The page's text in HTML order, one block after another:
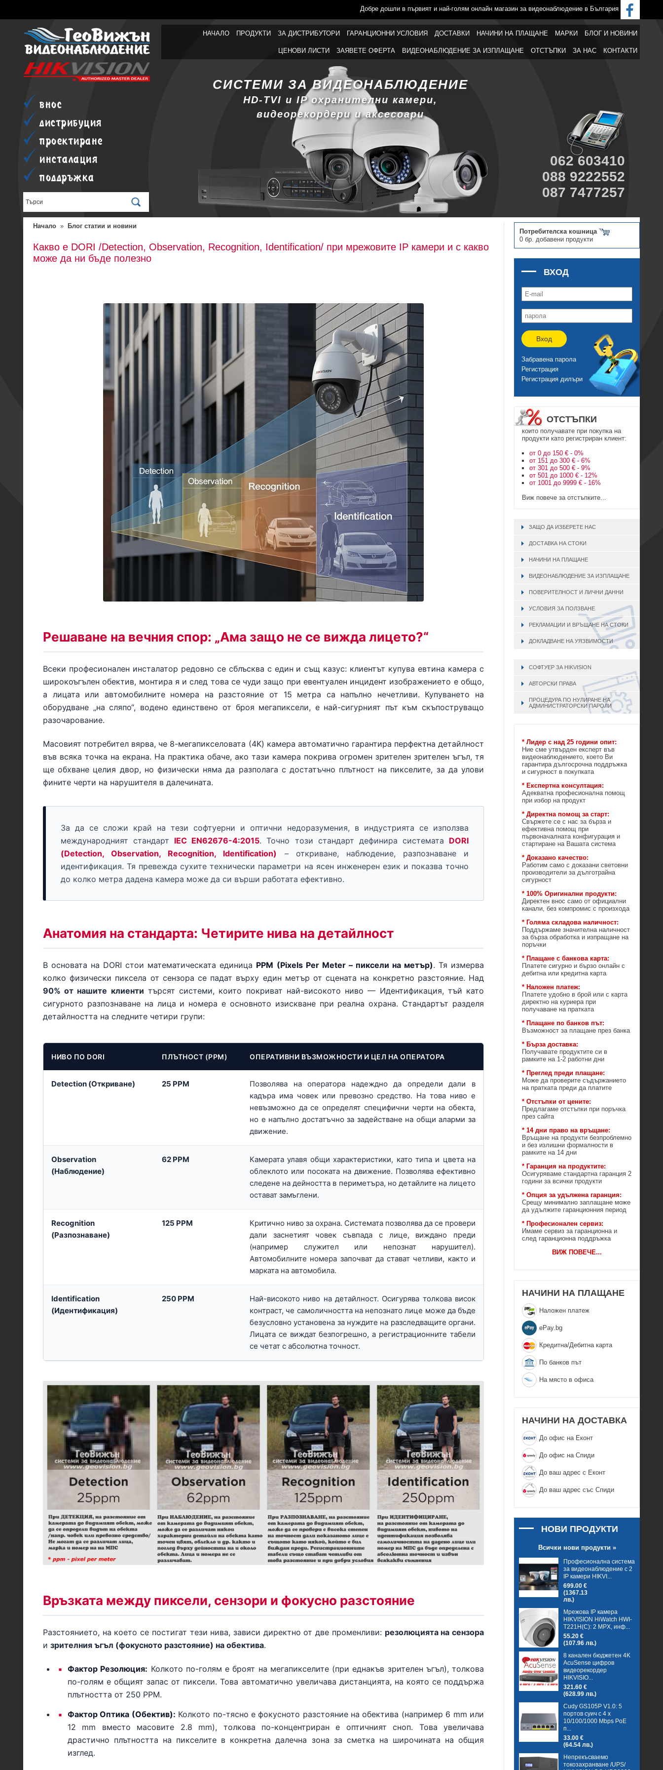
Добре дошли в първият и най-голям онлайн магазин за видеонаблюдение в България
внос
дистрибуция
проектиране
инсталация
поддръжка
НАЧАЛО ПРОДУКТИ ЗА ДИСТРИБУТОРИ ГАРАНЦИОННИ УСЛОВИЯ ДОСТАВКИ НАЧИНИ НА ПЛАЩАНЕ МАРКИ БЛОГ И НОВИНИ
ЦЕНОВИ ЛИСТИ ЗАЯВЕТЕ ОФЕРТА ВИДЕОНАБЛЮДЕНИЕ ЗА ИЗПЛАЩАНЕ ОТСТЪПКИ ЗА НАС КОНТАКТИ
СИСТЕМИ ЗА ВИДЕОНАБЛЮДЕНИЕ
HD-TVI и IP охранителни камери,
видеорекордери и аксесоари
062 603410
088 9222552
087 7477257
Начало » Блог статии и новини
Какво е DORI /Detection, Observation, Recognition, Identification/ при мрежовите IP камери и с какво
може да ни бъде полезно
Решаване на вечния спор: „Ама защо не се вижда лицето?“
Всеки професионален инсталатор редовно се сблъсква с един и същ казус: клиентът купува евтина камера с
широкоъгълен обектив, монтира я и след това се чуди защо при евентуален инцидент изображението е общо,
а лицата или автомобилните номера на разстояние от 15 метра са напълно нечетливи. Купуването на
оборудване „на сляпо“, водено единствено от броя мегапиксели, е най-сигурният път към скъпоструващо
разочарование.
Масовият потребител вярва, че 8-мегапикселовата (4K) камера автоматично гарантира перфектна детайлност
във всяка точка на екрана. На практика обаче, ако тази камера покрива огромен зрителен зрителен ъгъл, тя
ще обхване целия двор, но физически няма да разполага с достатъчно плътност на пикселите, за да улови
фините черти на нарушителя в далечината.
За да се сложи край на тези софтуерни и оптични недоразумения, в индустрията се използва
международният стандарт IEC EN62676-4:2015. Точно този стандарт дефинира системата DORI
(Detection, Observation, Recognition, Identification)
– откриване, наблюдение, разпознаване и
идентификация. Тя превежда сухите технически параметри на ясен инженерен език и показва точно
до колко метра дадена камера може да си върши работата ефективно.
Анатомия на стандарта: Четирите нива на детайлност
В основата на DORI стои математическата единица PPM (Pixels Per Meter – пиксели на метър). Тя измерва
колко физически пиксела от сензора се падат върху един метър от сцената на конкретно разстояние. Над
90% от нашите клиенти търсят системи, които покриват най-високото ниво — Идентификация, тъй като
сигурното разпознаване на лица и номера е основното изискване при реална охрана. Стандартът разделя
детайлността на следните четири групи:
НИВО ПО DORI ПЛЪТНОСТ (PPM) ОПЕРАТИВНИ ВЪЗМОЖНОСТИ И ЦЕЛ НА ОПЕРАТОРА
Detection (Откриване) 25 PPM
Позволява на оператора надеждно да определи дали в
кадъра има човек или превозно средство. На това ниво е
невъзможно да се определят специфични черти на обекта,
но е напълно достатъчно за задействане на общи аларми за
движение.
Observation
(Наблюдение)
62 PPM
Камерата улавя общи характеристики, като типа и цвета на
облеклото или посоката на движение. Позволява ефективно
следене на дейността в периметъра, но детайлите на лицето
остават замъглени.
Recognition
(Разпознаване)
125 PPM
Критично ниво за охрана. Системата позволява да се провери
дали заснетият човек съвпада с лице, виждано преди
(например служител или непознат нарушител).
Автомобилните номера започват да стават четливи, както и
марката на автомобила.
Identification
(Идентификация)
250 PPM
Най-високото ниво на детайлност. Осигурява толкова висок
контраст, че самоличността на непознато лице може да бъде
безусловно установена за нуждите на разследващите органи.
Лицата се виждат безпогрешно, а регистрационните табели
се четат с абсолютна точност.
Връзката между пиксели, сензори и фокусно разстояние
Разстоянието, на което се постигат тези нива, зависи директно от две променливи: резолюцията на сензора
и зрителния ъгъл (фокусното разстояние) на обектива.
Фактор Резолюция: Колкото по-голям е броят на мегапикселите (при еднакъв зрителен ъгъл), толкова
по-голям е общият запас от пиксели. Това автоматично увеличава дистанцията, на която се поддържа
плътността от 250 PPM.
Фактор Оптика (Обектив): Колкото по-тясно е фокусното разстояние на обектива (например 6 mm или
12 mm вместо масовите 2.8 mm), толкова по-концентриран е оптичният сноп. Това увеличава
драстично плътността на пикселите в конкретна далечна зона за сметка на широчината на общия
изглед.
Потребителска кошница
0 бр. добавени продукти
ВХОД
Вход
Забравена парола
Регистрация
Регистрация дилъри
ОТСТЪПКИ
които получавате при покупка на
продукти като регистриран клиент:
от 0 до 150 € - 0%
от 151 до 300 € - 6%
от 301 до 500 € - 9%
от 501 до 1000 € - 12%
от 1001 до 9999 € - 16%
Виж повече за отстъпките...
ЗАЩО ДА ИЗБЕРЕТЕ НАС
ДОСТАВКА НА СТОКИ
НАЧИНИ НА ПЛАЩАНЕ
ВИДЕОНАБЛЮДЕНИЕ ЗА ИЗПЛАЩАНЕ
ПОВЕРИТЕЛНОСТ И ЛИЧНИ ДАННИ
УСЛОВИЯ ЗА ПОЛЗВАНЕ
РЕКЛАМАЦИИ И ВРЪЩАНЕ НА СТОКИ
ДОКЛАДВАНЕ НА УЯЗВИМОСТИ
СОФТУЕР ЗА HIKVISION
АВТОРСКИ ПРАВА
ПРОЦЕДУРА ПО НУЛИРАНЕ НА
АДМИНИСТРАТОРСКИ ПАРОЛИ
* Лидер с над 25 години опит:
Ние сме утвърден експерт във
видеонаблюдението, което Ви
гарантира дългосрочна поддръжка
и сигурност в покупката
* Експертна консултация:
Адекватна професионална помощ
при избор на продукт
* Директна помощ за старт:
Свържете се с нас за бърза и
ефективна помощ при
първоначалната конфигурация и
стартиране на Вашата система
* Доказано качество:
Работим само с доказани световни
производители за дълготрайна
сигурност
* 100% Оригинални продукти:
Директен внос само от официални
канали, без компромис с произхода
* Голяма складова наличност:
Поддържаме значителна наличност
за бърза обработка и изпращане на
поръчки
* Плащане с банкова карта:
Платете сигурно и бързо онлайн с
дебитна или кредитна карта
* Наложен платеж:
Платете удобно в брой или с карта
директно на куриера при
получаване на пратката
* Плащане по банков път:
Възможност за плащане през банка
* Бърза доставка:
Получавате продуктите си в
рамките на 1-2 работни дни
* Преглед преди плащане:
Може да проверите съдържанието
на пратката преди да платите
* Отстъпки от цените:
Предлагаме отстъпки при поръчка
през сайта
* 14 дни право на връщане:
Връщане на продукти безпроблемно
и без излишни формалности в
рамките на 14 дни
* Гаранция на продуктите:
Осигуряваме стандартна гаранция 2
години за всички продукти
* Опция за удължена гаранция:
Срещу минимално заплащане може
да удължите гаранционния период
* Професионален сервиз:
Имаме сервиз за гаранционна и
след гаранционна поддръжка
ВИЖ ПОВЕЧЕ...
НАЧИНИ НА ПЛАЩАНЕ
Наложен платеж
еPay.bg
Кредитна/Дебитна карта
По банков път
На място в офиса
НАЧИНИ НА ДОСТАВКА
До офис на Еконт
До офис на Спиди
До ваш адрес с Еконт
До ваш адрес със Спиди
НОВИ ПРОДУКТИ
Всички нови продукти »
Професионална система
за видеонаблюдение с 2
IP камери HIKVI...
699.00 €
(1367.13
лв.)
Мрежова IP камера
HIKVISION HiWatch HWI-
T221H(C): 2 MPX, инф...
55.20 €
(107.96 лв.)
8 канален бюджетен 4K
AcuSense цифров
видеорекордер
HIKVISIO...
321.60 €
(628.99 лв.)
Cudy GS105P V1.0: 5
портов суич с 4 x
10/100/1000 Mbps PoE
п...
33.00 €
(64.54 лв.)
Непрекъсваемо
токозахранване /UPS/